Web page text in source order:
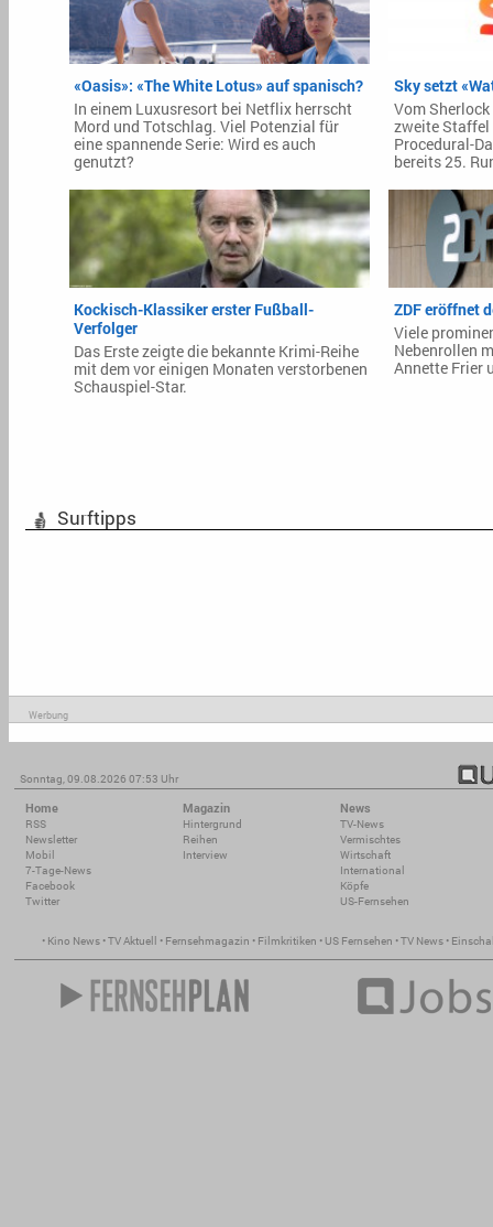
«Oasis»: «The White Lotus» auf spanisch?
In einem Luxusresort bei Netflix herrscht
Mord und Totschlag. Viel Potenzial für
eine spannende Serie: Wird es auch
genutzt?
Sky setzt
Vom
zweite Staffel
Procedural-
bereits 25.
Kockisch-Klassiker erster Fußball-
Verfolger
Das Erste zeigte die bekannte Krimi-Reihe
mit dem vor einigen Monaten verstorbenen
Schauspiel-Star.
ZDF eröffnet
Viele
Nebenrollen
Annette Frier
Surftipps
Werbung
Sonntag, 09.08.2026 07:53 Uhr
Home
RSS
Newsletter
Mobil
7-Tage-News
Facebook
Twitter
Magazin
Hintergrund
Reihen
Interview
News
TV-News
Vermischtes
Wirtschaft
International
Köpfe
US-Fernsehen
• Kino News •TV Aktuell • Fernsehmagazin • Filmkritiken • US Fernsehen •TV News •